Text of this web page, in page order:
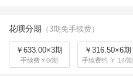
花呗分期 （3期免手续费）
￥633.00×3期
手续费￥0/期
￥316.50×6期
手续费约 ￥ 14/期